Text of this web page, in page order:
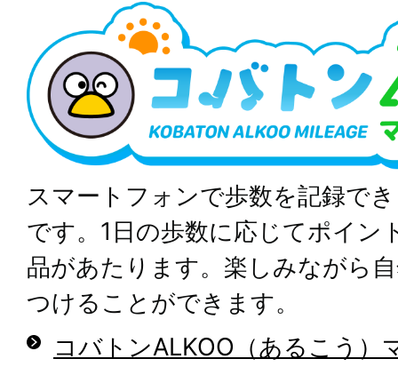
スマートフォンで歩数を記録で
です。1日の歩数に応じてポイン
品があたります。楽しみながら
つけることができます。
コバトンALKOO（あるこう）